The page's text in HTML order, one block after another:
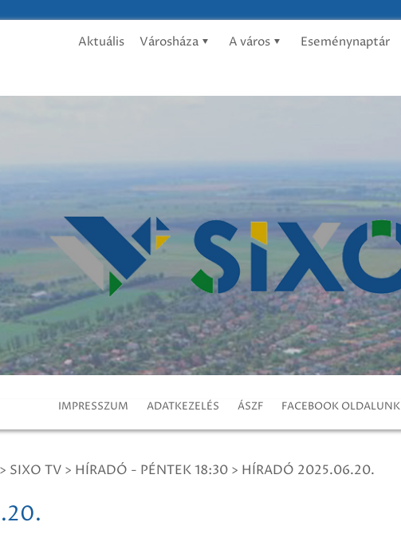
Aktuális Városháza A város Eseménynaptár
IMPRESSZUM ADATKEZELÉS ÁSZF FACEBOOK OLDALUNK
> SIXO TV > HÍRADÓ - PÉNTEK 18:30 > HÍRADÓ 2025.06.20.